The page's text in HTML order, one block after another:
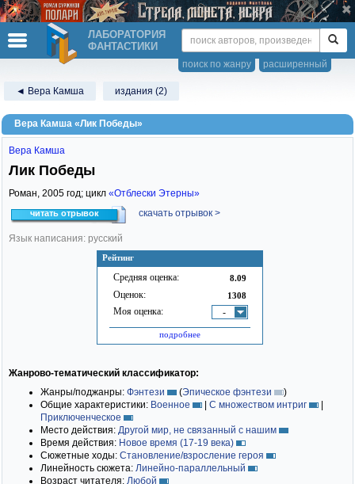
ЛАБОРАТОРИЯ
ФАНТАСТИКИ
расширенный
поиск по жанру
◄ Вера Камша издания (2)
Вера Камша «Лик Победы»
Рейтинг
Средняя оценка: 8.09
Оценок: 1308
Моя оценка: -
подробнее
Вера Камша
Лик Победы
Роман, 2005 год; цикл «Отблески Этерны»
читать отрывок скачать отрывок >
Язык написания: русский
Жанрово-тематический классификатор:
Жанры/поджанры: Фэнтези (Эпическое фэнтези
)
Общие характеристики: Военное | С множеством интриг
|
Приключенческое
Место действия: Другой мир, не связанный с нашим
Время действия: Новое время (17-19 века)
Сюжетные ходы: Становление/взросление героя
Линейность сюжета: Линейно-параллельный
Возраст читателя: Любой